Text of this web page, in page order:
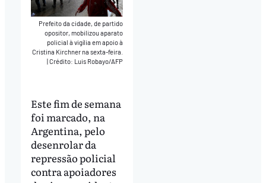
Prefeito da cidade, de partido
opositor, mobilizou aparato
policial à vigília em apoio à
Cristina Kirchner na sexta-feira.
Crédito: Luis Robayo/AFP
Este fim de semana
foi marcado, na
Argentina, pelo
desenrolar da
repressão policial
contra apoiadores